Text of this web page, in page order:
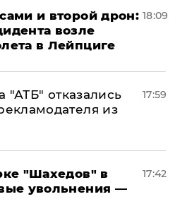
и второй дрон:
возле
в Лейпциге
18:09
"АТБ" отказались
из
17:59
"Шахедов" в
увольнения —
17:42